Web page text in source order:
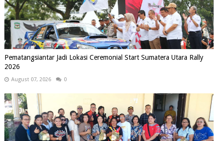
Pematangsiantar Jadi Lokasi Ceremonial Start Sumatera Utara Rally
2026
August 07, 2026 0